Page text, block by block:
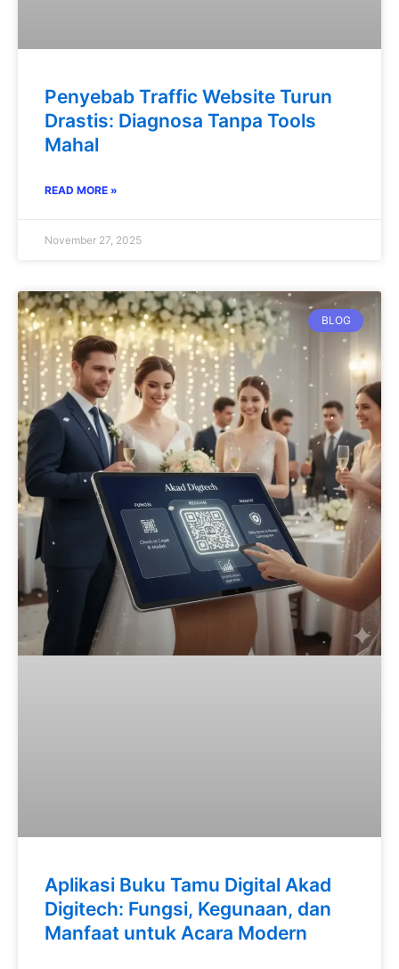
Penyebab Traffic Website Turun
Drastis: Diagnosa Tanpa Tools
Mahal
READ MORE »
November 27, 2025
BLOG
Aplikasi Buku Tamu Digital Akad
Digitech: Fungsi, Kegunaan, dan
Manfaat untuk Acara Modern